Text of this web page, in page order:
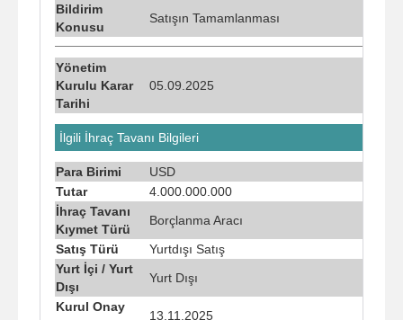
Bildirim
Konusu
Satışın Tamamlanması
Yönetim
Kurulu Karar
Tarihi
05.09.2025
İlgili İhraç Tavanı Bilgileri
Para Birimi
USD
Tutar
4.000.000.000
İhraç Tavanı
Kıymet Türü
Borçlanma Aracı
Satış Türü
Yurtdışı Satış
Yurt İçi / Yurt
Dışı
Yurt Dışı
Kurul Onay
13.11.2025